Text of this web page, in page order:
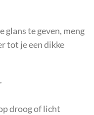
glans te geven, meng
tot je een dikke
droog of licht